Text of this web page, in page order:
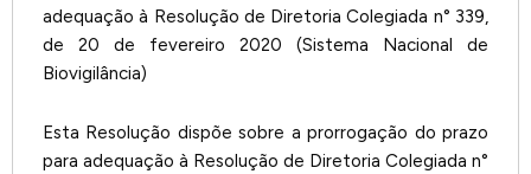
adequação à Resolução de Diretoria Colegiada n° 339,
de 20 de fevereiro 2020 (Sistema Nacional de
Biovigilância)
Esta Resolução dispõe sobre a prorrogação do prazo
para adequação à Resolução de Diretoria Colegiada n°